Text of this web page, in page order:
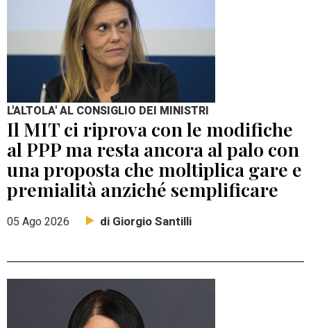
L'ALTOLA' AL CONSIGLIO DEI MINISTRI
Il MIT ci riprova con le modifiche
al PPP ma resta ancora al palo con
una proposta che moltiplica gare e
premialità anziché semplificare
05 Ago 2026 di Giorgio Santilli